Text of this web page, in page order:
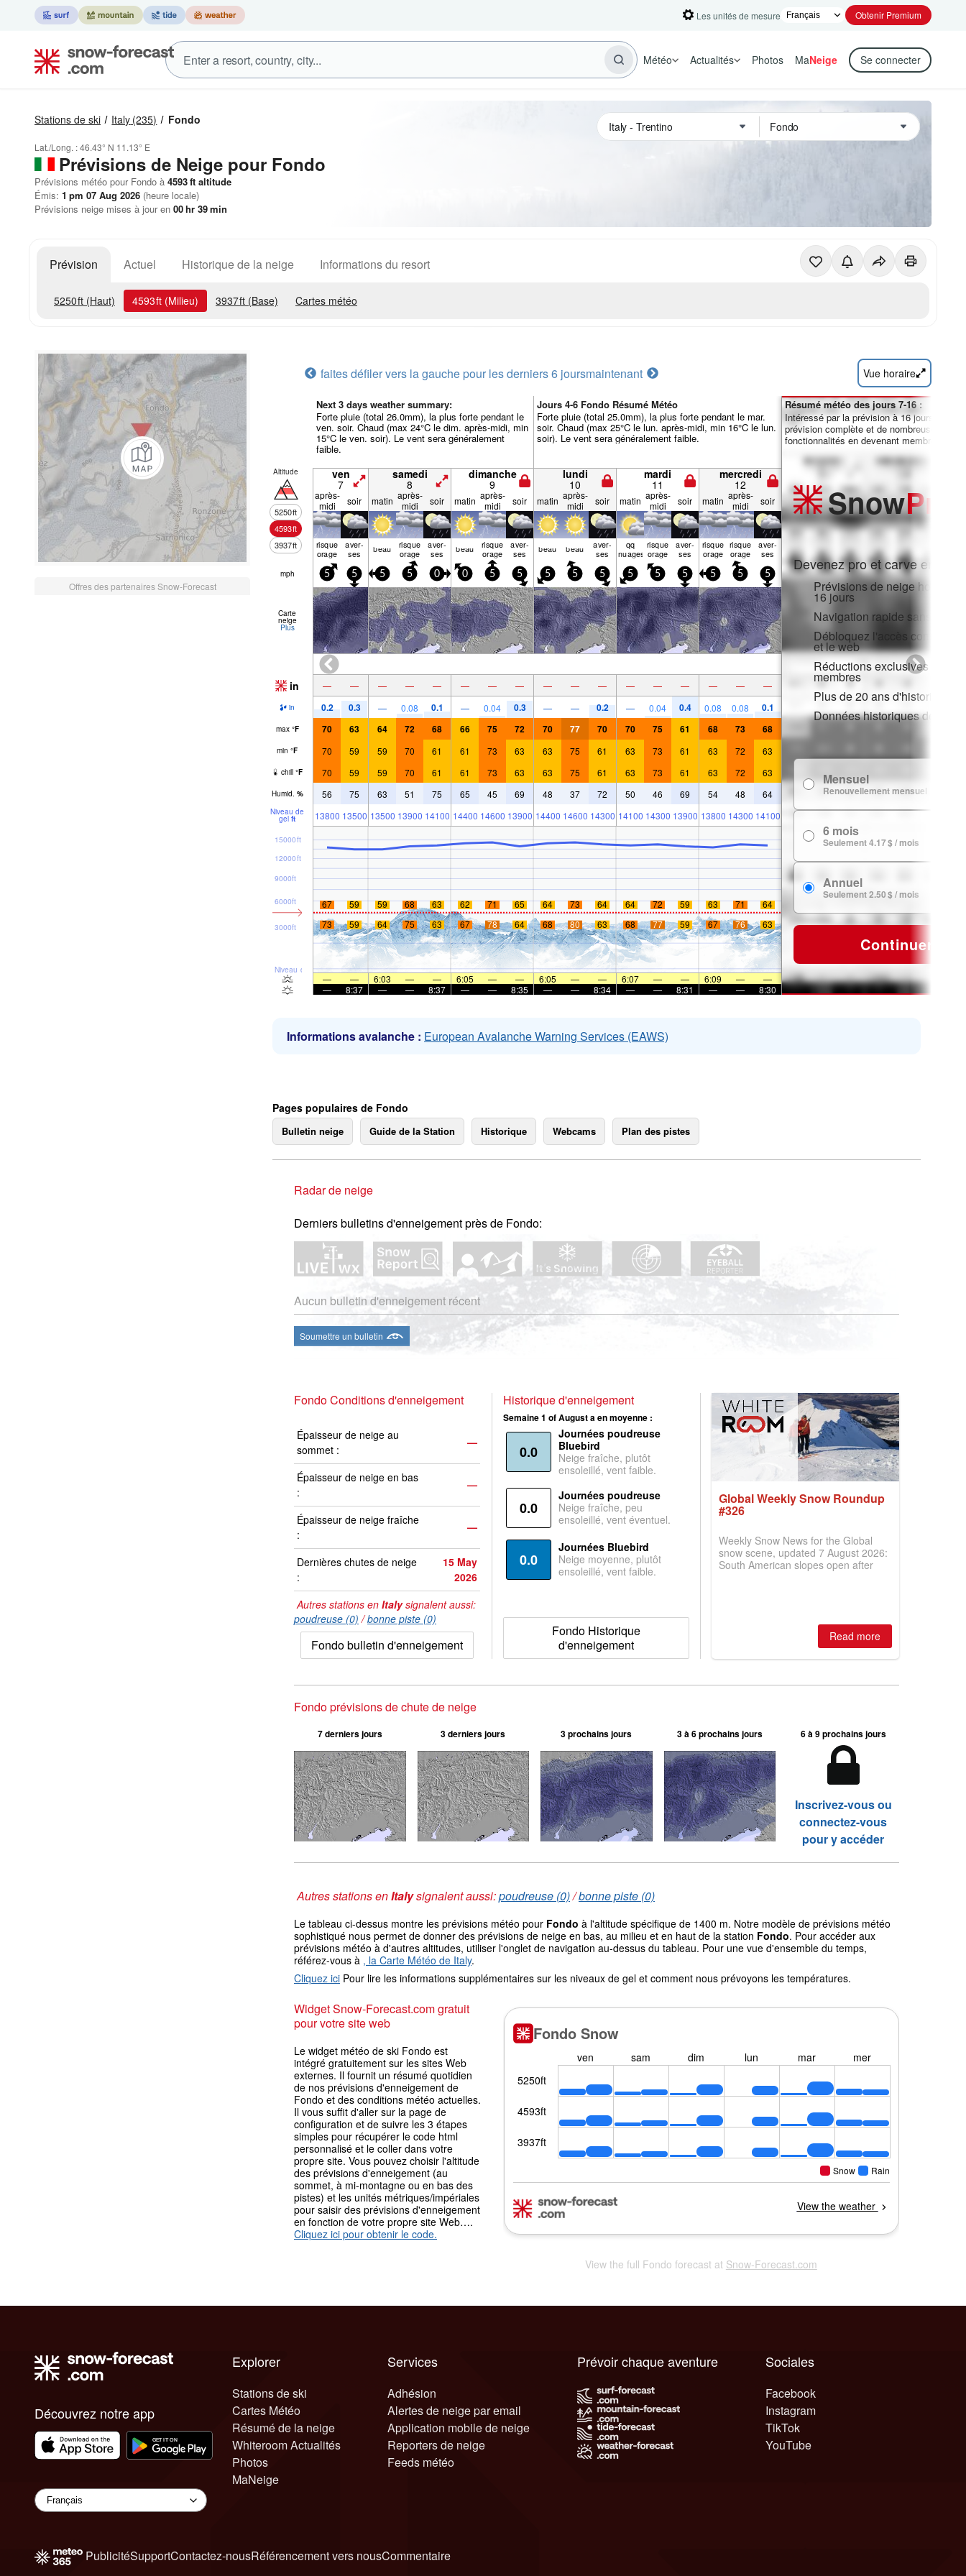
Les unités de mesure Obtenir Premium
Météo Actualités Photos MaNeige Se connecter
Stations de ski Italy (235) Fondo
Lat./Long. :46.43° N 11.13° E
Prévisions de Neige pour Fondo
Prévisions météo pour Fondo à 4593ft altitude
Émis: 1 pm 07 Aug 2026 (heure locale)
Prévisions neige mises à jour en 00hr 39min
Prévision Actuel Historique de la neige Informations du resort
5250ft (Haut) 4593ft (Milieu) 3937ft (Base) Cartes météo
Offres des partenaires Snow-Forecast
faites défiler vers la gauche pour les derniers 6 joursmaintenant Vue horaire
Next 3 days weather summary:
Forte pluie (total 26.0mm), la plus forte pendant le
ven. soir. Chaud (max 24°C le dim. après-midi, min
15°C le ven. soir). Le vent sera généralement
faible.
Jours 4-6 Fondo Résumé Météo
Forte pluie (total 25.0mm), la plus forte pendant le mar.
soir. Chaud (max 25°C le lun. après-midi, min 16°C le lun.
soir). Le vent sera généralement faible.
Altitude
5250ft
4593ft
3937ft
ven
7
samedi
8
dimanche
9
lundi
10
mardi
11
mercredi
12
après-
midi
soir matin après-
midi
soir matin après-
midi
soir matin après-
midi
soir matin après-
midi
soir matin après-
midi
soir
risque
orage
aver­
ses beau risque
orage
aver­
ses beau risque
orage
aver­
ses beau beau aver­
ses
qq
nuages
risque
orage
aver­
ses
risque
orage
risque
orage
aver­
ses
mph 5 5 5 5 0 0 5 5 5 5 5 5 5 5 5 5 5
Carte
neige
Plus
in — — — — — — — — — — — — — — — — —
in 0.2 0.3 — 0.08 0.1 — 0.04 0.3 — — 0.2 — 0.04 0.4 0.08 0.08 0.1
max °F 70 63 64 72 68 66 75 72 70 77 70 70 75 61 68 73 68
min °F 70 59 59 70 61 61 73 63 63 75 61 63 73 61 63 72 63
chill °F 70 59 59 70 61 61 73 63 63 75 61 63 73 61 63 72 63
Humid. % 56 75 63 51 75 65 45 69 48 37 72 50 46 69 54 48 64
Niveau de
gel ft 13800 13500 13500 13900 14100 14400 14600 13900 14400 14600 14300 14100 14300 13900 13800 14300 14100
Niveau de la mer
3000ft
6000ft
9000ft
12000ft
15000ft
67 59 59 68 63 62 71 65 64 73 64 64 72 59 63 71
64
73
59 64 75 63 67 78 64 68 80 63 68 77 59 67 76 63
— — 6:03 — — 6:05 — — 6:05 — — 6:07 — — 6:09 —
—
—
8:37 — — 8:37 — — 8:35 — — 8:34 — — 8:31 — — 8:30
Résumé météo des jours 7-16 :
Intéressé par la prévision à 16 jours ?
prévision complète et de nombreuses
fonctionnalités en devenant membre Pro.
SnowPro
Devenez pro et carve en:
Prévisions de neige horaires
16 jours
Navigation rapide sans
Débloquez l'accès complet
et le web
Réductions exclusives pour
membres
Plus de 20 ans d'historique
Données historiques de neige
Mensuel
Renouvellement mensuel
6 mois
Seulement 4.17 $ / mois
Annuel
Seulement 2.50 $ / mois
Continuer
Informations avalanche : European Avalanche Warning Services (EAWS)
Pages populaires de Fondo
Bulletin neige Guide de la Station Historique Webcams Plan des pistes
Radar de neige
Derniers bulletins d'enneigement près de Fondo:
Aucun bulletin d'enneigement récent
Soumettre un bulletin
Fondo Conditions d'enneigement
Épaisseur de neige au
sommet :
—
Épaisseur de neige en bas
:
—
Épaisseur de neige fraîche
:
—
Dernières chutes de neige
:
15 May
2026
Autres stations en Italysignalent aussi:
poudreuse (0) /bonne piste (0)
Fondo bulletin d'enneigement
Historique d'enneigement
Semaine 1 of August a en moyenne :
0.0
Journées poudreuse
Bluebird
Neige fraîche, plutôt
ensoleillé, vent faible.
0.0
Journées poudreuse
Neige fraîche, peu
ensoleillé, vent éventuel.
0.0
Journées Bluebird
Neige moyenne, plutôt
ensoleillé, vent faible.
Fondo Historique
d'enneigement
Global Weekly Snow Roundup
#326
Weekly Snow News for the Global
snow scene, updated 7 August 2026:
South American slopes open after
two outdoor areas still open.
Read more
Fondo prévisions de chute de neige
7 derniers jours 3 derniers jours 3 prochains jours 3 à 6 prochains jours 6 à 9 prochains jours
Inscrivez-vous ou
connectez-vous
pour y accéder
Autres stations enItalysignalent aussi:poudreuse (0)/bonne piste (0)
Le tableau ci-dessus montre les prévisions météo pour Fondo à l'altitude spécifique de 1400 m. Notre modèle de prévisions météo
sophistiqué nous permet de donner des prévisions de neige en bas, au milieu et en haut de la station Fondo. Pour accéder aux
prévisions météo à d'autres altitudes, utiliser l'onglet de navigation au-dessus du tableau. Pour une vue d'ensemble du temps,
référez-vous à , la Carte Météo de Italy.
Cliquez ici Pour lire les informations supplémentaires sur les niveaux de gel et comment nous prévoyons les températures.
Widget Snow-Forecast.com gratuit
pour votre site web
Le widget météo de ski Fondo est
intégré gratuitement sur les sites Web
externes. Il fournit un résumé quotidien
de nos prévisions d'enneigement de
Fondo et des conditions météo actuelles.
Il vous suffit d'aller sur la page de
configuration et de suivre les 3 étapes
simples pour récupérer le code html
personnalisé et le coller dans votre
propre site. Vous pouvez choisir l'altitude
des prévisions d'enneigement (au
sommet, à mi-montagne ou en bas des
pistes) et les unités métriques/impériales
pour saisir des prévisions d'enneigement
en fonction de votre propre site Web….
Cliquez ici pour obtenir le code.
View the full Fondo forecast at Snow-Forecast.com
Découvrez notre app
Explorer
Stations de ski
Cartes Météo
Résumé de la neige
Whiteroom Actualités
Photos
MaNeige
Services
Adhésion
Alertes de neige par email
Application mobile de neige
Reporters de neige
Feeds météo
Sociales
Facebook
Instagram
TikTok
YouTube
Prévoir chaque aventure
PublicitéSupportContactez-nousRéférencement vers nousCommentaire